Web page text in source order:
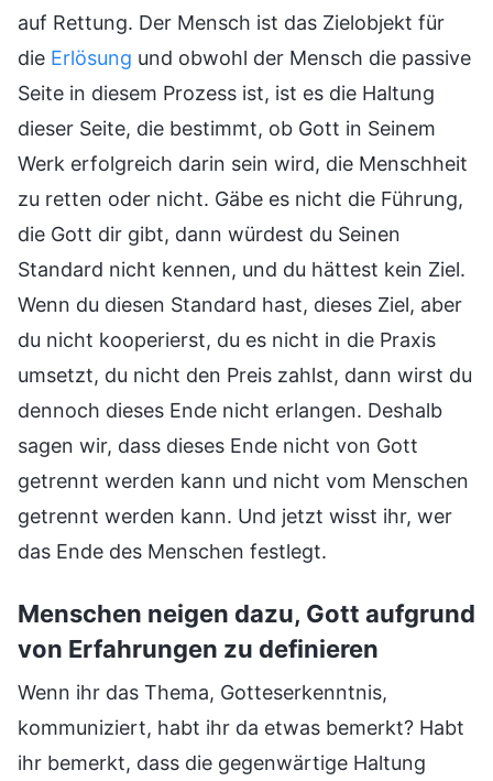
auf Rettung. Der Mensch ist das Zielobjekt für
die Erlösung und obwohl der Mensch die passive
Seite in diesem Prozess ist, ist es die Haltung
dieser Seite, die bestimmt, ob Gott in Seinem
Werk erfolgreich darin sein wird, die Menschheit
zu retten oder nicht. Gäbe es nicht die Führung,
die Gott dir gibt, dann würdest du Seinen
Standard nicht kennen, und du hättest kein Ziel.
Wenn du diesen Standard hast, dieses Ziel, aber
du nicht kooperierst, du es nicht in die Praxis
umsetzt, du nicht den Preis zahlst, dann wirst du
dennoch dieses Ende nicht erlangen. Deshalb
sagen wir, dass dieses Ende nicht von Gott
getrennt werden kann und nicht vom Menschen
getrennt werden kann. Und jetzt wisst ihr, wer
das Ende des Menschen festlegt.
Menschen neigen dazu, Gott aufgrund
von Erfahrungen zu definieren
Wenn ihr das Thema, Gotteserkenntnis,
kommuniziert, habt ihr da etwas bemerkt? Habt
ihr bemerkt, dass die gegenwärtige Haltung